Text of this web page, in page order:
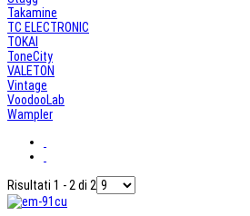
Takamine
TC ELECTRONIC
TOKAI
ToneCity
VALETON
Vintage
VoodooLab
Wampler
Risultati 1 - 2 di 2